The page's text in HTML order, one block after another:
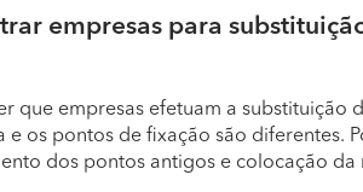
empresas para
que empresas efetuam a substituição
e os pontos de fixação são diferentes.
dos pontos antigos e colocação da